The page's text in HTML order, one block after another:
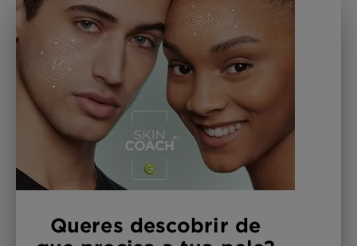
Queres descobrir de